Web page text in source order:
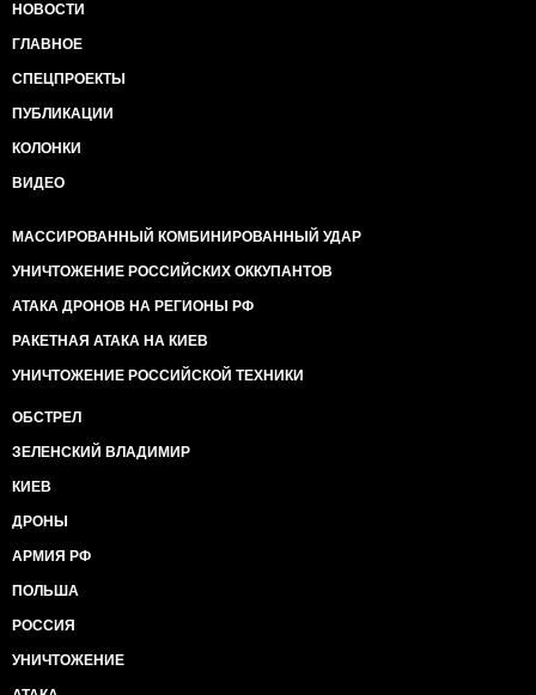
НОВОСТИ
ГЛАВНОЕ
СПЕЦПРОЕКТЫ
ПУБЛИКАЦИИ
КОЛОНКИ
ВИДЕО
МАССИРОВАННЫЙ КОМБИНИРОВАННЫЙ УДАР
УНИЧТОЖЕНИЕ РОССИЙСКИХ ОККУПАНТОВ
АТАКА ДРОНОВ НА РЕГИОНЫ РФ
РАКЕТНАЯ АТАКА НА КИЕВ
УНИЧТОЖЕНИЕ РОССИЙСКОЙ ТЕХНИКИ
ОБСТРЕЛ
ЗЕЛЕНСКИЙ ВЛАДИМИР
КИЕВ
ДРОНЫ
АРМИЯ РФ
ПОЛЬША
РОССИЯ
УНИЧТОЖЕНИЕ